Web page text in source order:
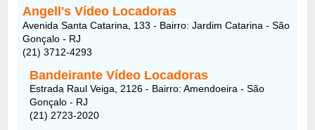
Angell's Vídeo Locadoras
Avenida Santa Catarina, 133 - Bairro: Jardim Catarina - São
Gonçalo - RJ
(21) 3712-4293
Bandeirante Vídeo Locadoras
Estrada Raul Veiga, 2126 - Bairro: Amendoeira - São
Gonçalo - RJ
(21) 2723-2020